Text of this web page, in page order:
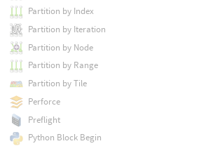
Partition by Index
Partition by Iteration
Partition by Node
Partition by Range
Partition by Tile
Perforce
Preflight
Python Block Begin